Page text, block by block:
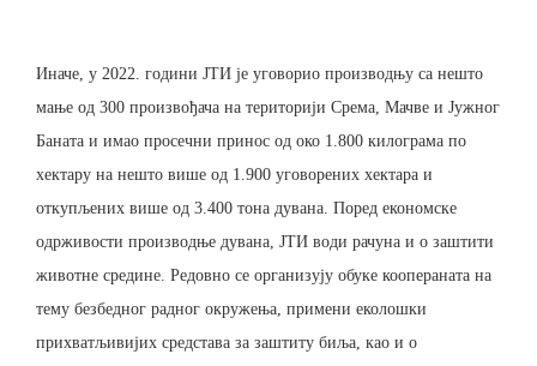
Иначе, у 2022. години ЈТИ је уговорио производњу са нешто
мање од 300 произвођача на територији Срема, Мачве и Јужног
Баната и имао просечни принос од око 1.800 килограма по
хектару на нешто више од 1.900 уговорених хектара и
откупљених више од 3.400 тона дувана. Поред економске
одрживости производње дувана, ЈТИ води рачуна и о заштити
животне средине. Редовно се организују обуке коопераната на
тему безбедног радног окружења, примени еколошки
прихватљивијих средстава за заштиту биља, као и о